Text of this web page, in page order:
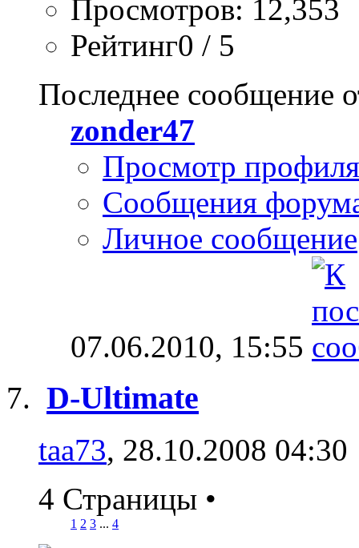
Просмотров: 12,353
Рейтинг0 / 5
Последнее сообщение
zonder47
Просмотр профиля
Сообщения
Личное сообщение
07.06.2010, 15:55
D-Ultimate
taa73, 28.10.2008 04:30
4 Страницы •
1 2 3 ... 4